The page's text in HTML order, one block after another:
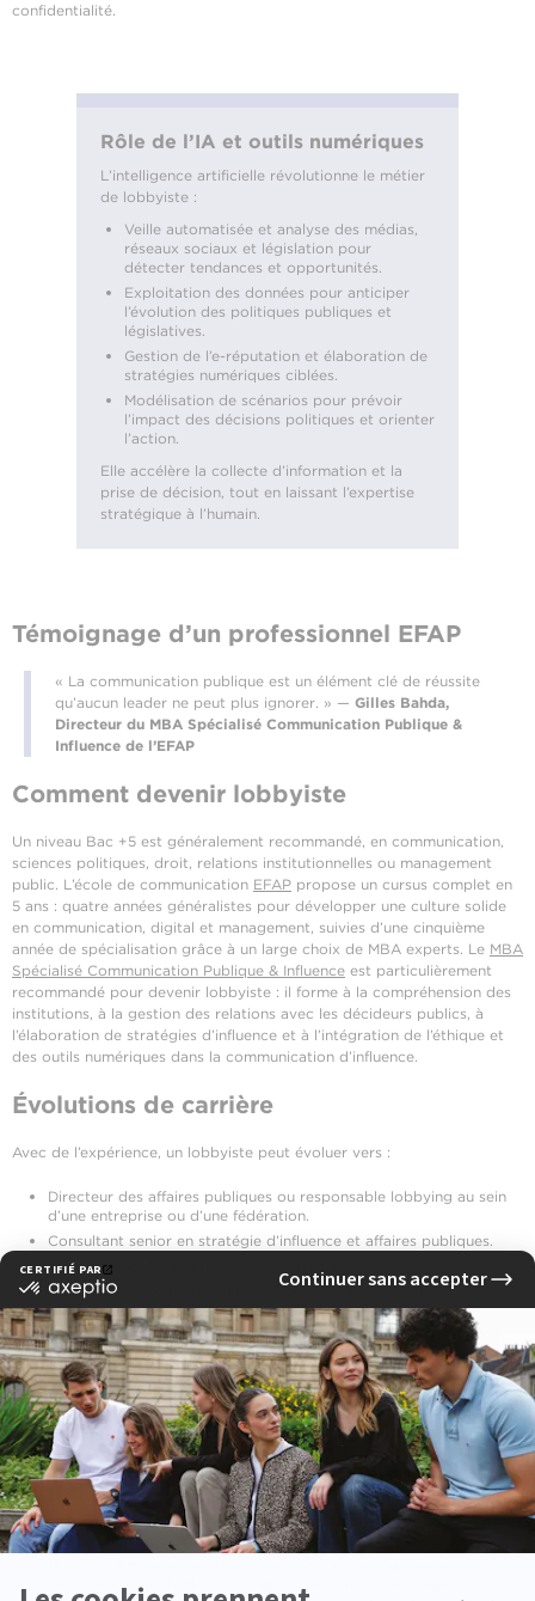
confidentialité.
Rôle de l’IA et outils numériques
L’intelligence artificielle révolutionne le métier
de lobbyiste :
Veille automatisée et analyse des médias,
réseaux sociaux et législation pour
détecter tendances et opportunités.
Exploitation des données pour anticiper
l’évolution des politiques publiques et
législatives.
Gestion de l’e-réputation et élaboration de
stratégies numériques ciblées.
Modélisation de scénarios pour prévoir
l’impact des décisions politiques et orienter
l’action.
Elle accélère la collecte d’information et la
prise de décision, tout en laissant l’expertise
stratégique à l’humain.
Témoignage d’un professionnel EFAP
« La communication publique est un élément clé de réussite
qu’aucun leader ne peut plus ignorer. » — Gilles Bahda,
Directeur du MBA Spécialisé Communication Publique &
Influence de l’EFAP
Comment devenir lobbyiste
Un niveau Bac +5 est généralement recommandé, en communication,
sciences politiques, droit, relations institutionnelles ou management
public. L’école de communication EFAP propose un cursus complet en
5 ans : quatre années généralistes pour développer une culture solide
en communication, digital et management, suivies d’une cinquième
année de spécialisation grâce à un large choix de MBA experts. Le MBA
Spécialisé Communication Publique & Influence est particulièrement
recommandé pour devenir lobbyiste : il forme à la compréhension des
institutions, à la gestion des relations avec les décideurs publics, à
l’élaboration de stratégies d’influence et à l’intégration de l’éthique et
des outils numériques dans la communication d’influence.
Évolutions de carrière
Avec de l’expérience, un lobbyiste peut évoluer vers :
Directeur des affaires publiques ou responsable lobbying au sein
d’une entreprise ou d’une fédération.
Consultant senior en stratégie d’influence et affaires publiques.
Responsable des relations institutionnelles.
Conseiller stratégique pour des décideurs publics ou privés.
Expert en intelligence économique et veille stratégique.
Ces trajectoires permettent de combiner expertise, influence et
pilotage stratégique des actions auprès des décideurs.
Fiche pratique
Salaire débutant : entre 35 000 et 50 000 € brut/an selon le
secteur et la structure.
Lieux d’exercice : cabinets de lobbying, agences spécialisées,
entreprises, associations, institutions publiques et ONG.
communication d’influence, maîtrise des outils numériques et